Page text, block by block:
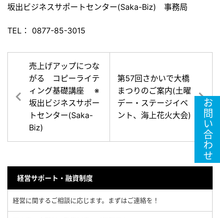
坂出ビジネスサポートセンター(Saka-Biz) 事務局
TEL： 0877-85-3015
売上げアップにつな
がる コピーライテ
ィング基礎講座 ※
坂出ビジネスサポー
トセンター(Saka-
Biz)
第57回さかいで大橋
まつりのご案内(土曜
デー・ステージイベ
ント、海上花火大会)
経営サポート・融資制度
経営に関するご相談に応じます。まずはご連絡を！
お問い合わせ